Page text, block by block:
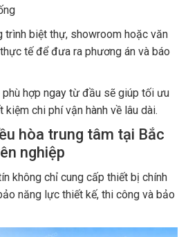
trình biệt thự, showroom hoặc văn
tế để đưa ra phương án và báo
hợp ngay từ đầu sẽ giúp tối ưu
chi phí vận hành về lâu dài.
hòa trung tâm tại Bắc
nghiệp
không chỉ cung cấp thiết bị chính
năng lực thiết kế, thi công và bảo